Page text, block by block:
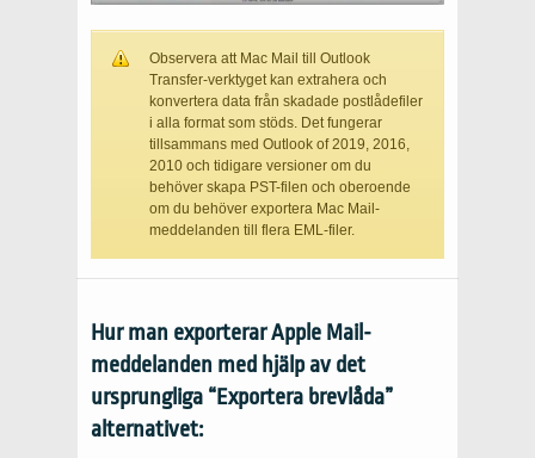
Observera att Mac Mail till Outlook
Transfer-verktyget kan extrahera och
konvertera data från skadade postlådefiler
i alla format som stöds. Det fungerar
tillsammans med Outlook of 2019, 2016,
2010 och tidigare versioner om du
behöver skapa PST-filen och oberoende
om du behöver exportera Mac Mail-
meddelanden till flera EML-filer.
Hur man exporterar Apple Mail-
meddelanden med hjälp av det
ursprungliga “Exportera brevlåda”
alternativet: